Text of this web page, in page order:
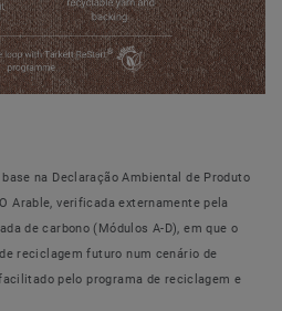
na Declaração Ambiental de Produto
Arable, verificada externamente pela
de carbono (Módulos A-D), em que o
reciclagem futuro num cenário de
pelo programa de reciclagem e